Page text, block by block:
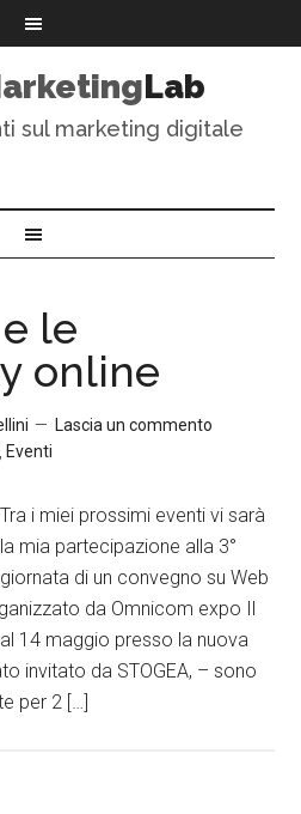
Lab
sul marketing digitale
le
online
Lascia un commento
Eventi
Tra i miei prossimi eventi vi sarà
la mia partecipazione alla 3°
giornata di un convegno su Web
da Omnicom expo Il
14 maggio presso la nuova
invitato da STOGEA, – sono
per 2 […]